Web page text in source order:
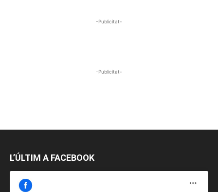
-Publicitat-
-Publicitat-
L’ÚLTIM A FACEBOOK